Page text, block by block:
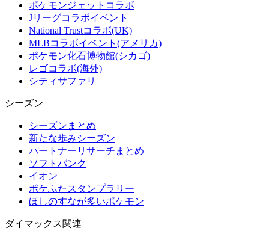
ポケモンジェットコラボ
Jリーグコラボイベント
National Trustコラボ(UK)
MLBコラボイベント(アメリカ)
ポケモン化石博物館(シカゴ)
レゴコラボ(海外)
シティサファリ
シーズン
シーズンまとめ
新たな歩みシーズン
パートナーリサーチまとめ
ソフトバンク
イオン
ポケふたスタンプラリー
ほしのすなが多いポケモン
ダイマックス関連